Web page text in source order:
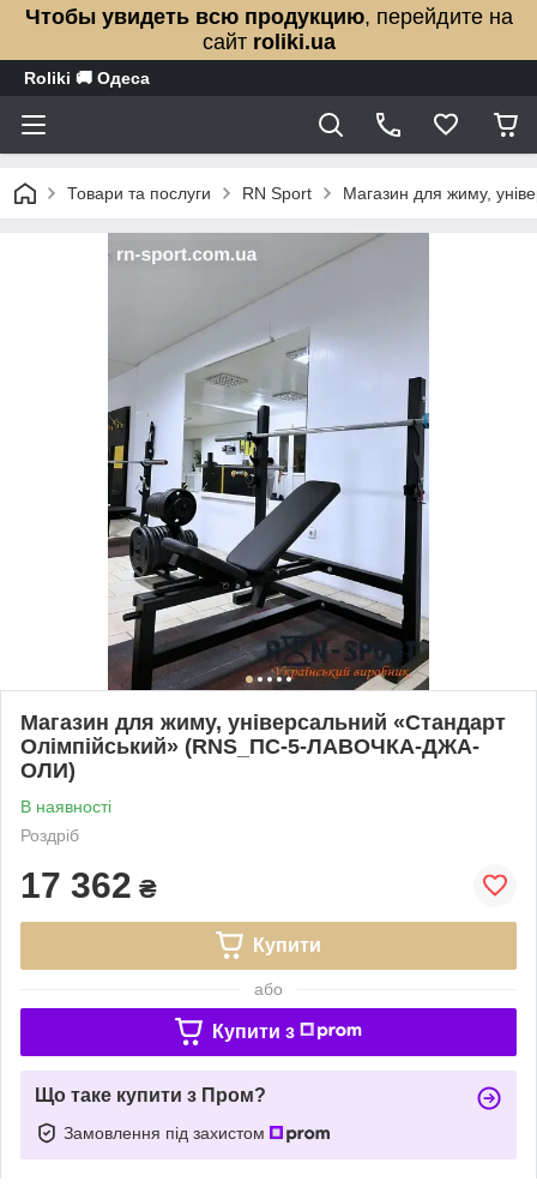
Чтобы увидеть всю продукцию, перейдите на
сайт roliki.ua
Roliki 🚚 Одеса
Товари та послуги RN Sport Магазин для жиму,
Магазин для жиму, універсальний «Стандарт
Олімпійський» (RNS_ПС-5-ЛАВОЧКА-ДЖА-
ОЛИ)
В наявності
Роздріб
17 362 ₴
Купити
або
Купити з
Що таке купити з Пром?
Замовлення під захистом